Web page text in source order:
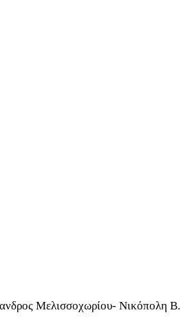
Μελισσοχωρίου- Νικόπολη Β.